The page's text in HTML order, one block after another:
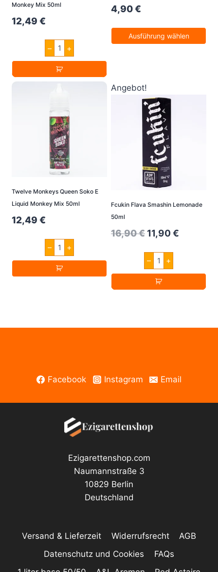
Monkey Mix 50ml
12,49 €
–
Twelve
Monkeys
Tropika
E
Liquid
Monkey
Menge
+
4,90€
Ausführung wählen
Varianten
auf.
Die
Optionen
können
auf
der
gewählt
Twelve Monkeys Queen Soko E
Liquid Monkey Mix 50ml
12,49 €
–
Twelve
Monkeys
Queen
Soko
E
+
Angebot!
Fcukin Flava Smashin Lemonade
50ml
16,90€ Original
was:
16,90 €.
11,90 €
11,90 €.
–
Fcukin
Flava
Smashin
Lemonade
50ml
+
Facebook Instagram Email
Ezigarettenshop.com
Naumannstraße 3
10829 Berlin
Deutschland
Versand & Lieferzeit Widerrufsrecht
AGB
Datenschutz und Cookies
FAQs